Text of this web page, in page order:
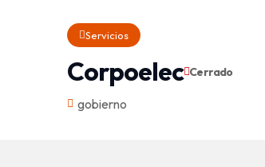
Servicios
Corpoelec Cerrado
gobierno